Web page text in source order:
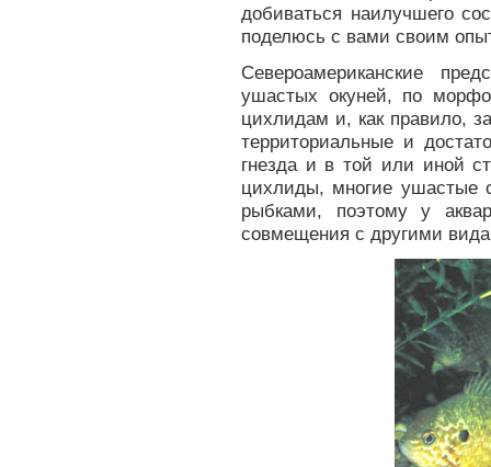
добиваться наилучшего
поделюсь с вами своим
Североамериканские
ушастых окуней, по
цихлидам и, как правило,
территориальные и
гнезда и в той или иной
цихлиды, многие ушастые
рыбками, поэтому у
совмещения с другими